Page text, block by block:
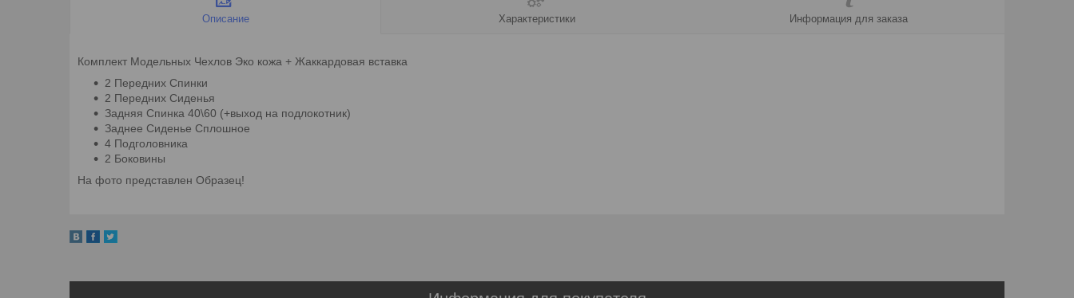
Описание Характеристики Информация для заказа
Комплект Модельных Чехлов Эко кожа + Жаккардовая вставка
2 Передних Спинки
2 Передних Сиденья
Задняя Спинка 40\60 (+выход на подлокотник)
Заднее Сиденье Сплошное
4 Подголовника
2 Боковины
На фото представлен Образец!